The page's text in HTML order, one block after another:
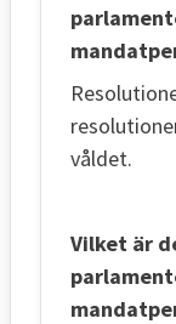
våldet.
Vilket är